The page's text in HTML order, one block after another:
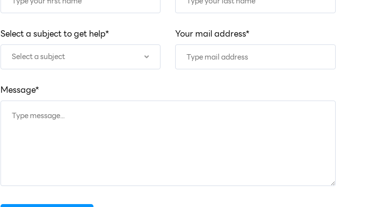
Select a subject to get help*
Select a subject
Your mail address*
Message*